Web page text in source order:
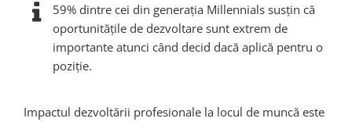
59% dintre cei din generația Millennials susțin că
oportunitățile de dezvoltare sunt extrem de
importante atunci când decid dacă aplică pentru o
poziție.
Impactul dezvoltării profesionale la locul de muncă este